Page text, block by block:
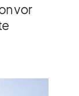
vor